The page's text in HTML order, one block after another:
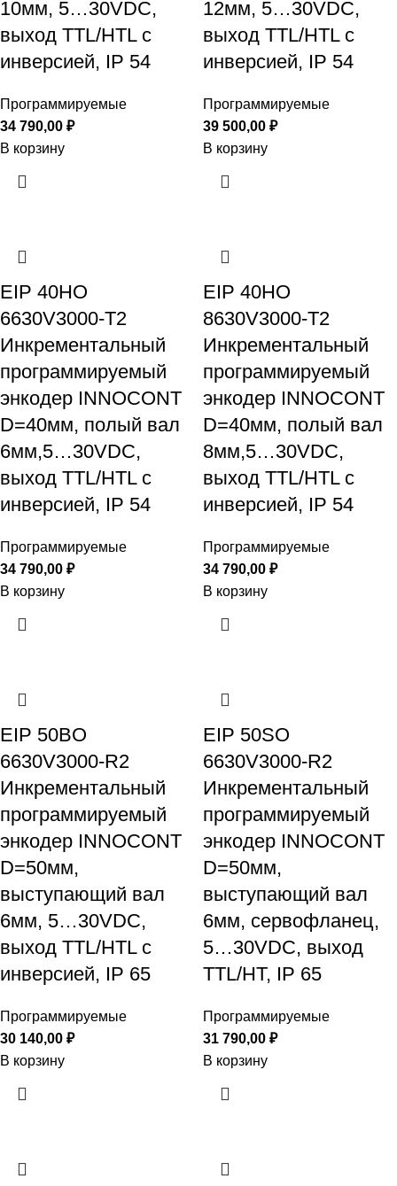
10мм, 5…30VDC,
выход TTL/HTL с
инверсией, IP 54
Программируемые
34 790,00 ₽
В корзину
12мм, 5…30VDC,
выход TTL/HTL с
инверсией, IP 54
Программируемые
39 500,00 ₽
В корзину
EIP 40HO
6630V3000-T2
Инкрементальный
программируемый
энкодер INNOCONT
D=40мм, полый вал
6мм,5…30VDC,
выход TTL/HTL с
инверсией, IP 54
Программируемые
34 790,00 ₽
В корзину
EIP 40HO
8630V3000-T2
Инкрементальный
программируемый
энкодер INNOCONT
D=40мм, полый вал
8мм,5…30VDC,
выход TTL/HTL с
инверсией, IP 54
Программируемые
34 790,00 ₽
В корзину
EIP 50BO
6630V3000-R2
Инкрементальный
программируемый
энкодер INNOCONT
D=50мм,
выступающий вал
6мм, 5…30VDC,
выход TTL/HTL с
инверсией, IP 65
Программируемые
30 140,00 ₽
В корзину
EIP 50SO
6630V3000-R2
Инкрементальный
программируемый
энкодер INNOCONT
D=50мм,
выступающий вал
6мм, сервофланец,
5…30VDC, выход
TTL/HT, IP 65
Программируемые
31 790,00 ₽
В корзину